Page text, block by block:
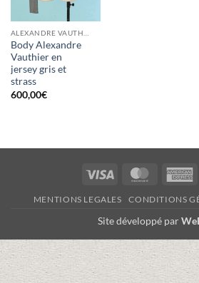
ALEXANDRE VAUTHIER
Body Alexandre
Vauthier en
jersey gris et
strass
600,00€
Visa
MENTIONS LEGALES CONDITIONS
Site développé par